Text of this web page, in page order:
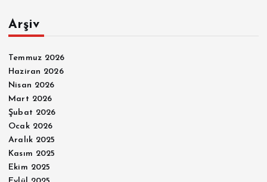
Arşiv
Temmuz 2026
Haziran 2026
Nisan 2026
Mart 2026
Şubat 2026
Ocak 2026
Aralık 2025
Kasım 2025
Ekim 2025